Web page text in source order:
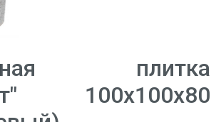
плитка
100х100х80